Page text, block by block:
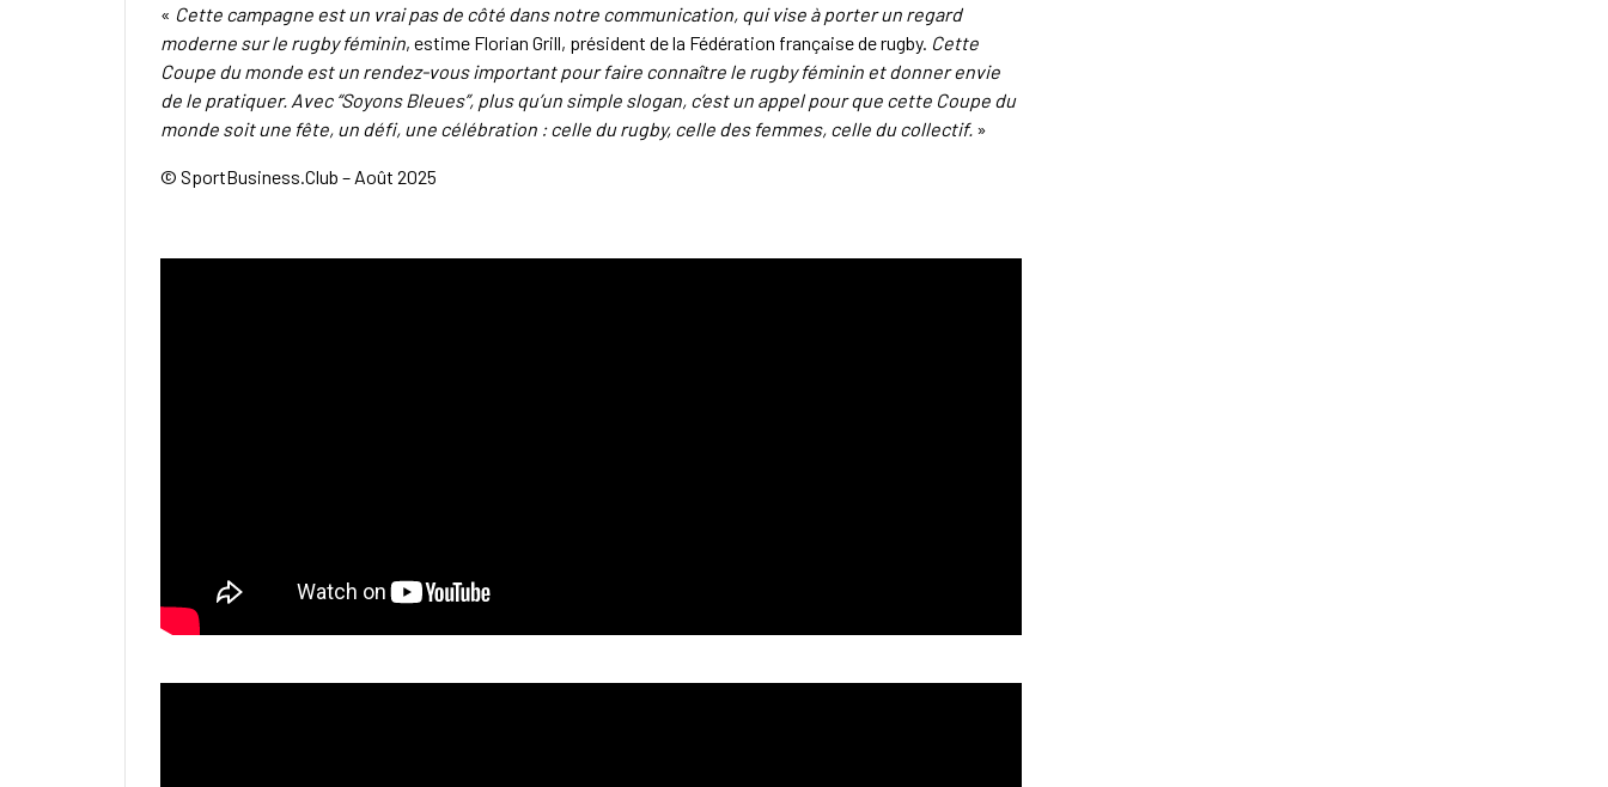
« Cette campagne est un vrai pas de côté dans notre communication, qui vise à porter un regard
moderne sur le rugby féminin, estime Florian Grill, président de la Fédération française de rugby. Cette
Coupe du monde est un rendez-vous important pour faire connaître le rugby féminin et donner envie
de le pratiquer. Avec “Soyons Bleues”, plus qu’un simple slogan, c’est un appel pour que cette Coupe du
monde soit une fête, un défi, une célébration : celle du rugby, celle des femmes, celle du collectif. »
© SportBusiness.Club – Août 2025